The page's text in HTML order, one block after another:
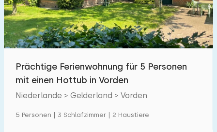
Prächtige Ferienwohnung für 5 Personen
mit einen Hottub in Vorden
Niederlande > Gelderland > Vorden
5 Personen | 3 Schlafzimmer | 2 Haustiere